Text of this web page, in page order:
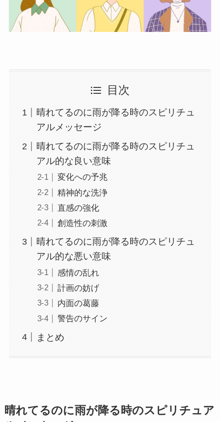
目次
晴れてるのに雨が降る時のスピリチュ
アルメッセージ
晴れてるのに雨が降る時のスピリチュ
アル的な良い意味
変化への予兆
精神的な洗浄
直感の強化
創造性の刺激
晴れてるのに雨が降る時のスピリチュ
アル的な悪い意味
感情の乱れ
計画の妨げ
内面の葛藤
警告のサイン
まとめ
晴れてるのに雨が降る時のスピリチュア